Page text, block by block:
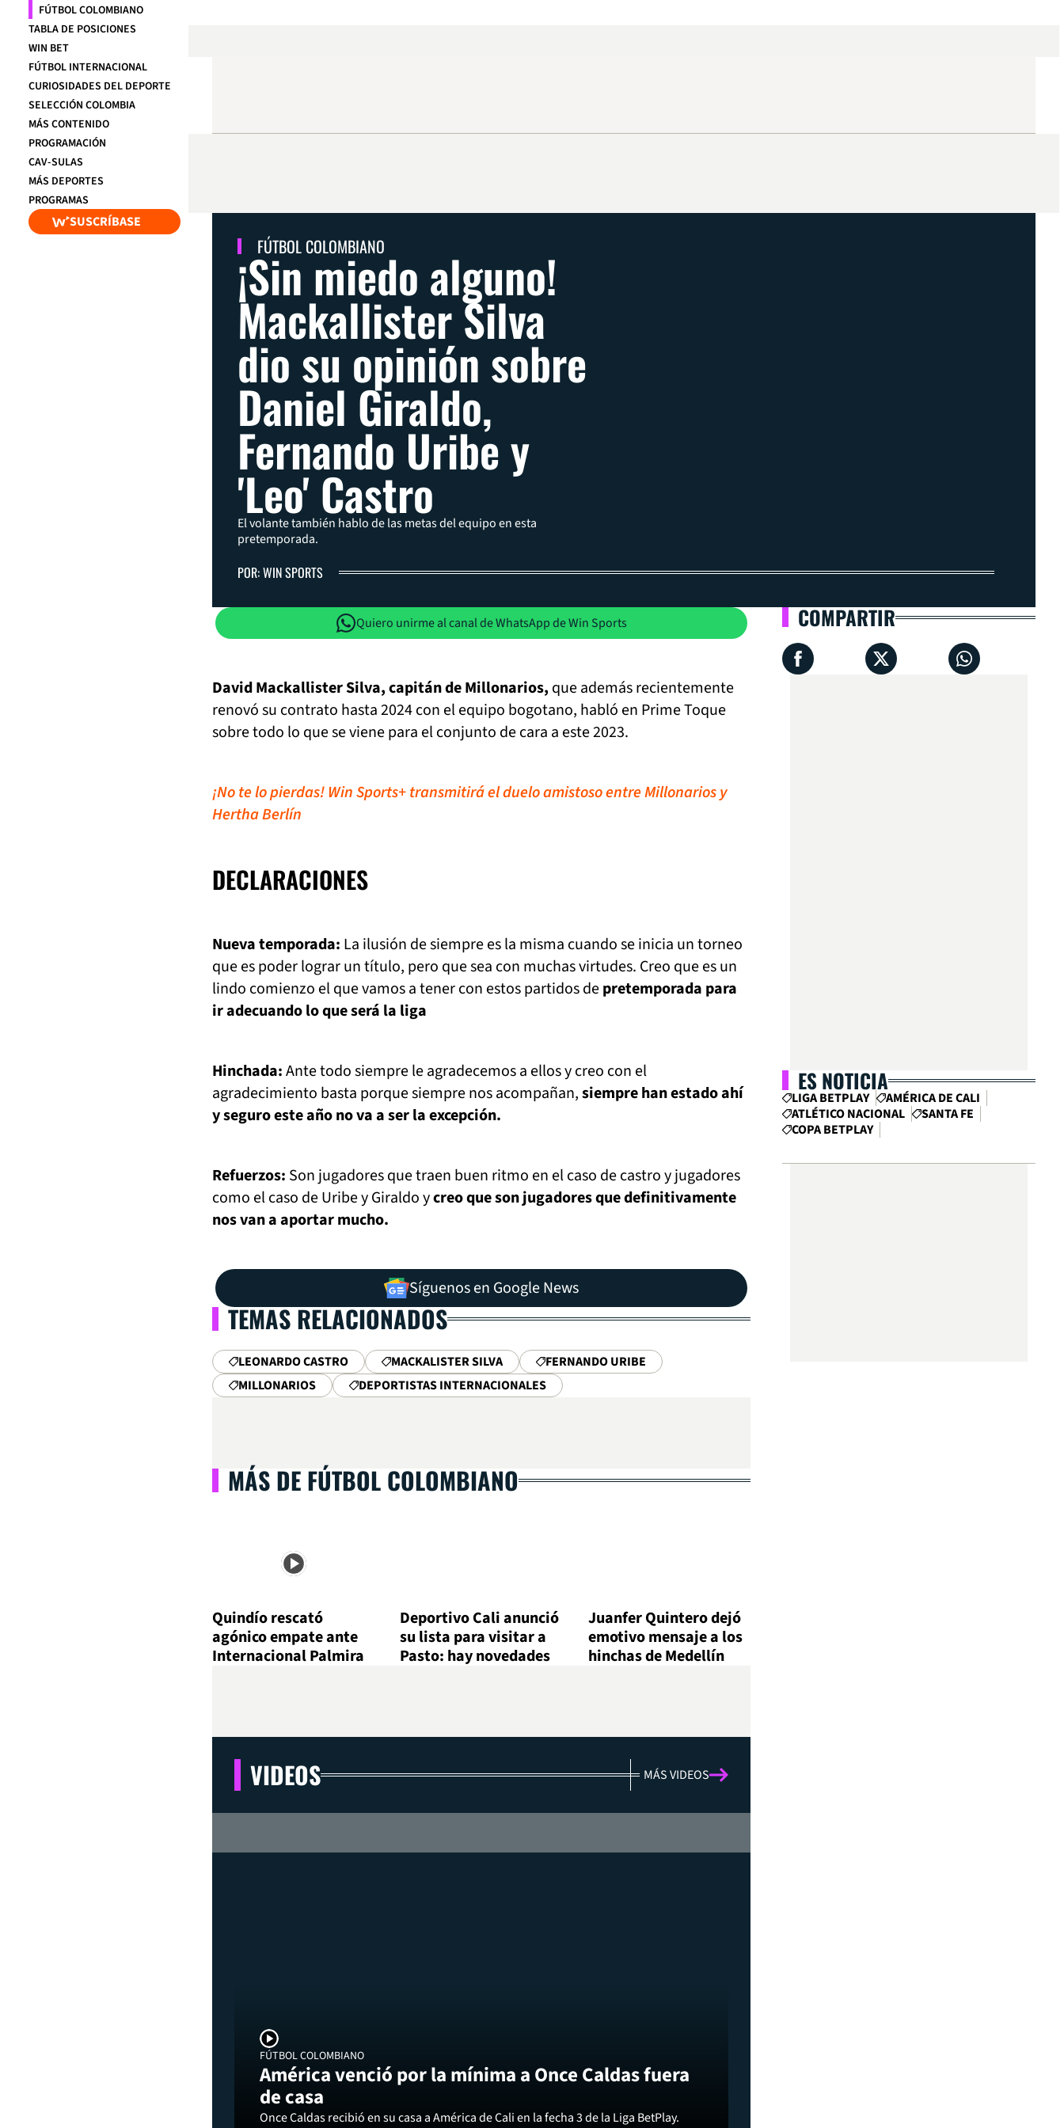
FÚTBOL COLOMBIANO
TABLA DE POSICIONES
WIN BET
FÚTBOL INTERNACIONAL
CURIOSIDADES DEL DEPORTE
SELECCIÓN COLOMBIA
MÁS CONTENIDO
PROGRAMACIÓN
CAV-SULAS
MÁS DEPORTES
PROGRAMAS
SUSCRÍBASE
FÚTBOL COLOMBIANO
¡Sin miedo alguno!
Mackallister Silva
dio su opinión sobre
Daniel Giraldo,
Fernando Uribe y
'Leo' Castro
El volante también hablo de las metas del equipo en esta
pretemporada.
POR: WIN SPORTS
Quiero unirme al canal de WhatsApp de Win Sports
David Mackallister Silva, capitán de Millonarios, que además recientemente
renovó su contrato hasta 2024 con el equipo bogotano, habló en Prime Toque
sobre todo lo que se viene para el conjunto de cara a este 2023.
¡No te lo pierdas! Win Sports+ transmitirá el duelo amistoso entre Millonarios y
Hertha Berlín
DECLARACIONES
Nueva temporada: La ilusión de siempre es la misma cuando se inicia un torneo
que es poder lograr un título, pero que sea con muchas virtudes. Creo que es un
lindo comienzo el que vamos a tener con estos partidos depretemporada para
ir adecuando lo que será la liga
Hinchada:Ante todo siempre le agradecemos a ellos y creo con el
agradecimiento basta porque siempre nos acompañan,siempre han estado ahí
y seguro este año no va a ser la excepción.
Refuerzos: Son jugadores que traen buen ritmo en el caso de castro y jugadores
como el caso de Uribe y Giraldo ycreo que son jugadores que definitivamente
nos van a aportar mucho.
Síguenos en Google News
TEMAS RELACIONADOS
LEONARDO CASTRO MACKALISTER SILVA
FERNANDO URIBE
MILLONARIOS
DEPORTISTAS INTERNACIONALES
MÁS DE FÚTBOL COLOMBIANO
Quindío rescató
agónico empate ante
Internacional Palmira
Deportivo Cali anunció
su lista para visitar a
Pasto: hay novedades
Juanfer Quintero dejó
emotivo mensaje a los
hinchas de Medellín
VIDEOS MÁS VIDEOS
FÚTBOL COLOMBIANO
América venció por la mínima a Once Caldas fuera
de casa
Once Caldas recibió en su casa a América de Cali en la fecha 3 de la Liga BetPlay.
COMPARTIR
ES NOTICIA
LIGA BETPLAY
AMÉRICA DE CALI
ATLÉTICO NACIONAL
SANTA FE
COPA BETPLAY